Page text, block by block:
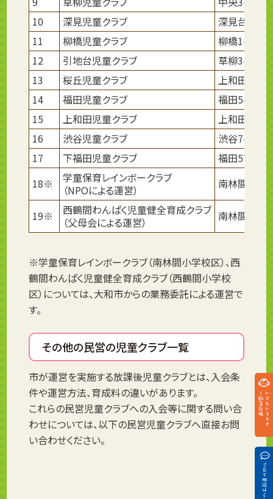
10
深見児童クラブ
深見台2-9-1
11
柳橋児童クラブ
柳橋1-17-7
12
引地台児童クラブ
草柳3-1-2（
13
桜丘児童クラブ
上和田832（
14
福田児童クラブ
福田5-22-1
15
上和田児童クラブ
上和田2695
16
渋谷児童クラブ
渋谷7-10（
17
下福田児童クラブ
福田570（下
18※
学童保育レインボークラブ
（NPOによる運営）
南林間9-1-
19※
西鶴間わんぱく児童健全育成クラブ
（父母会による運営）
南林間1-
※学童保育レインボークラブ（南林間小学校区）、西
鶴間わんぱく児童健全育成クラブ（西鶴間小学校
区）については、大和市からの業務委託による運営で
す。
その他の民営の児童クラブ一覧
市が運営を実施する放課後児童クラブとは、入会条
件や運営方法、育成料の違いがあります。
これらの民営児童クラブへの入会等に関する問い合
わせについては、以下の民営児童クラブへ直接お問
い合わせください。